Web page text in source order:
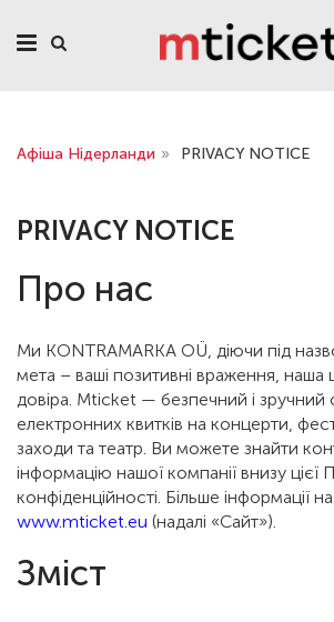
Афіша Нідерланди » PRIVACY NOTICE
PRIVACY NOTICE
Про нас
Ми KONTRAMARKA OÜ, діючи під
мета – ваші позитивні враження, наша
довіра. Mticket — безпечний і зручний
електронних квитків на концерти,
заходи та театр. Ви можете знайти
інформацію нашої компанії внизу цієї
конфіденційності. Більше інформації
www.mticket.eu (надалі «Сайт»).
Зміст